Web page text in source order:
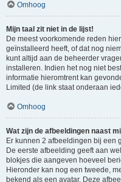
Omhoog
Mijn taal zit niet in de lijst!
De meest voorkomende reden
geïnstalleerd heeft, of dat nog
kunt altijd aan de beheerder
installeren. Indien het nog niet
informatie hieromtrent kan
Limited (de link staat onderaan
Omhoog
Wat zijn de afbeeldingen naast
Er kunnen 2 afbeeldingen bij een
De eerste afbeelding geeft aan
blokjes die aangeven hoeveel
Hieronder kan nog een tweede,
bekend als een avatar. Deze